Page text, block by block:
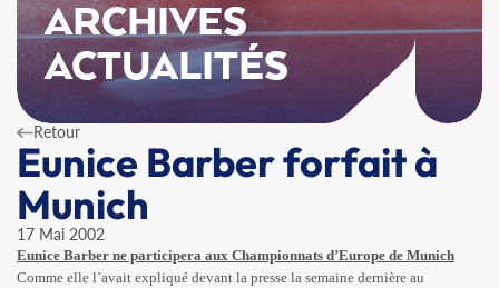
ARCHIVES
ACTUALITÉS
Retour
Eunice Barber forfait à
Munich
17 Mai 2002
Eunice Barber ne participera aux Championnats d’Europe de Munich
Comme elle l’avait expliqué devant la presse la semaine dernière au